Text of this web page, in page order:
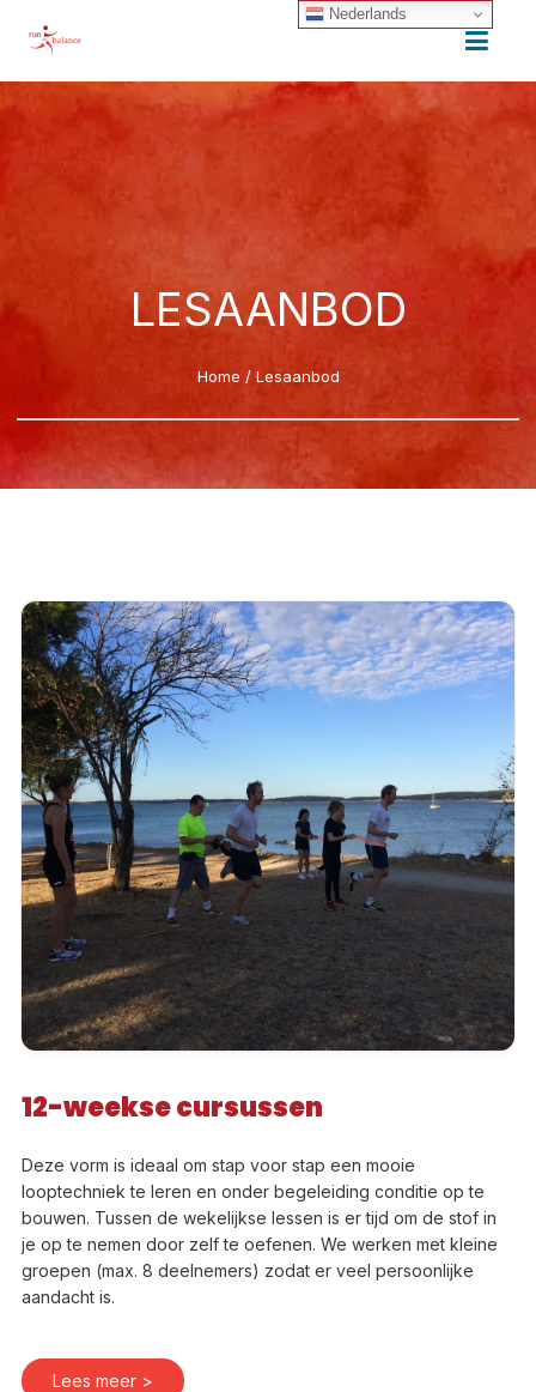
LESAANBOD
Home / Lesaanbod
12-weeksecursussen
Deze vorm is ideaal om stap voor stap een mooie
looptechniek te leren en onder begeleiding conditie op te
bouwen. Tussen de wekelijkse lessen is er tijd om de stof in
je op te nemen door zelf te oefenen. We werken met kleine
groepen (max. 8 deelnemers) zodat er veel persoonlijke
aandacht is.
Lees meer >
Nederlands